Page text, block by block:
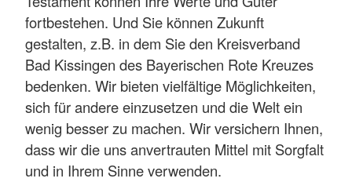
fortbestehen. Und Sie können Zukunft
gestalten, z.B. in dem Sie den Kreisverband
Bad Kissingen des Bayerischen Rote Kreuzes
bedenken. Wir bieten vielfältige Möglichkeiten,
sich für andere einzusetzen und die Welt ein
wenig besser zu machen. Wir versichern Ihnen,
dass wir die uns anvertrauten Mittel mit Sorgfalt
und in Ihrem Sinne verwenden.